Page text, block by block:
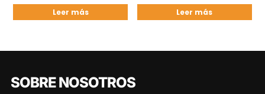
Leer más Leer más
SOBRE NOSOTROS